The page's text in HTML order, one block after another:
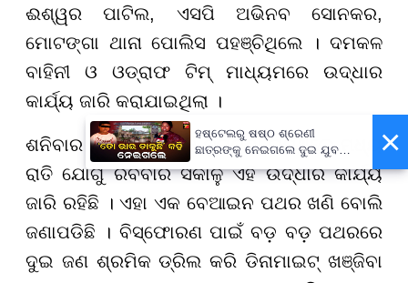
ଈଶ୍ୱର ପାଟିଲ, ଏସପି ଅଭିନବ ସୋନକର,
ମୋଟଙ୍ଗା ଥାନା ପୋଲିସ ପହଞ୍ଚିଥିଲେ । ଦମକଳ
ବାହିନୀ ଓ ଓଡ୍ରାଫ ଟିମ୍ ମାଧ୍ୟମରେ ଉଦ୍ଧାର
କାର୍ଯ୍ୟ ଜାରି କରାଯାଇଥିଲା ।
ଶନିବାର ସନ୍ଧ୍ୟାରେ ଏହି ଦୁର୍ଘଟଣା ଘଟିଥିଲେ ମଧ୍ୟ
ରାତି ଯୋଗୁଁ ରବିବାର ସକାଳୁ ଏହି ଉଦ୍ଧାର କାର୍ଯ୍ୟ
ଜାରି ରହିଛି । ଏହା ଏକ ବେଆଇନ ପଥର ଖଣି ବୋଲି
ଜଣାପଡିଛି । ବିସ୍ଫୋରଣ ପାଇଁ ବଡ଼ ବଡ଼ ପଥରରେ
ଦୁଇ ଜଣ ଶ୍ରମିକ ଡ୍ରିଲ କରି ଡିନାମାଇଟ୍ ଖଞ୍ଜିବା
×
ହଷ୍ଟେଲରୁ ଷଷ୍ଠ ଶ୍ରେଣୀ
ଛାତ୍ରଙ୍କୁ ନେଇଗଲେ ଦୁଇ ଯୁବକ,
ନିବେଦନ